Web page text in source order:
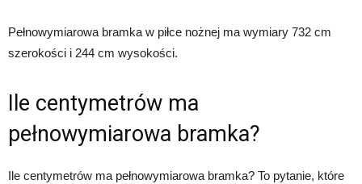
Pełnowymiarowa bramka w piłce nożnej ma wymiary 732 cm
szerokości i 244 cm wysokości.
Ile centymetrów ma
pełnowymiarowa bramka?
Ile centymetrów ma pełnowymiarowa bramka? To pytanie, które